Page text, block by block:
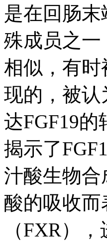
是在回肠
殊成员之一
相似，有时
现的，被
达FGF19
揭示了
汁酸生物合
酸的吸收
（FXR）